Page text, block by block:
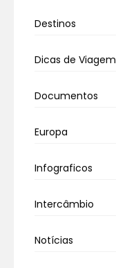
Destinos
Dicas de Viagem
Documentos
Europa
Infograficos
Intercâmbio
Notícias